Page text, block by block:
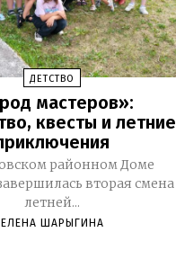
ДЕТСТВО
мастеров»:
квесты и летние
районном Доме
вторая смена
летней...
ЕЛЕНА ШАРЫГИНА